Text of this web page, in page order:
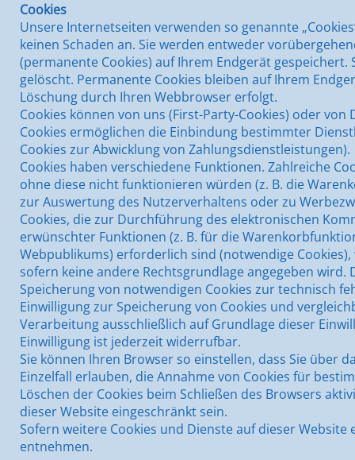
Cookies
Unsere Internetseiten verwenden so genannte
keinen Schaden an. Sie werden entweder
(permanente Cookies) auf Ihrem Endgerät
gelöscht. Permanente Cookies bleiben auf Ihrem
Löschung durch Ihren Webbrowser erfolgt.
Cookies können von uns (First-Party-Cookies) oder
Cookies ermöglichen die Einbindung bestimmter
Cookies zur Abwicklung von Zahlungsdienstleistungen).
Cookies haben verschiedene Funktionen. Zahlreiche
ohne diese nicht funktionieren würden (z. B. die
zur Auswertung des Nutzerverhaltens oder zu
Cookies, die zur Durchführung des elektronischen
erwünschter Funktionen (z. B. für die
Webpublikums) erforderlich sind (notwendige
sofern keine andere Rechtsgrundlage angegeben
Speicherung von notwendigen Cookies zur technisch
Einwilligung zur Speicherung von Cookies und
Verarbeitung ausschließlich auf Grundlage dieser
Einwilligung ist jederzeit widerrufbar.
Sie können Ihren Browser so einstellen, dass Sie über
Einzelfall erlauben, die Annahme von Cookies für
Löschen der Cookies beim Schließen des Browsers
dieser Website eingeschränkt sein.
Sofern weitere Cookies und Dienste auf dieser
entnehmen.